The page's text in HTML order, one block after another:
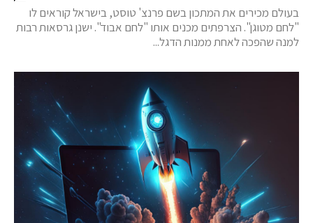
בעולם מכירים את המתכון בשם פרנצ' טוסט, בישראל קוראים לו
"לחם מטוגן". הצרפתים מכנים אותו "לחם אבוד". ישנן גרסאות רבות
למנה שהפכה לאחת ממנות הדגל...